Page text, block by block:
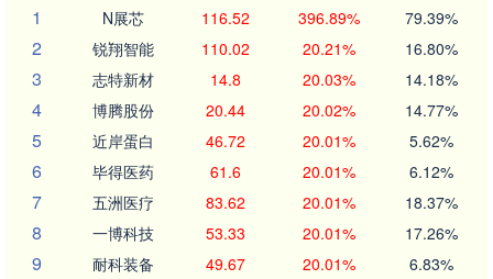
1
N展芯 116.52 396.89% 79.39%
2 锐翔智能 110.02 20.21% 16.80%
3 志特新材 14.8 20.03% 14.18%
4 博腾股份 20.44 20.02% 14.77%
5 近岸蛋白 46.72 20.01% 5.62%
6 毕得医药 61.6 20.01% 6.12%
7 五洲医疗 83.62 20.01% 18.37%
8 一博科技 53.33 20.01% 17.26%
9 耐科装备 49.67 20.01% 6.83%